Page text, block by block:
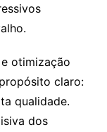
otimização
claro:
qualidade.
dos